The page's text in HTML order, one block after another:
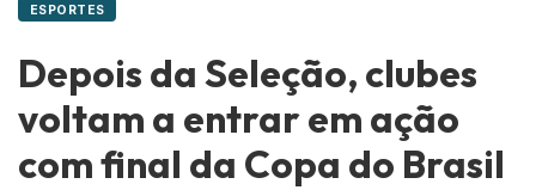
ESPORTES
Depois da Seleção, clubes
voltam a entrar em ação
com final da Copa do Brasil